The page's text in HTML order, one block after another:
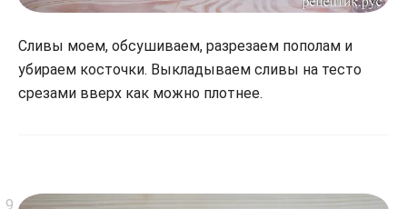
Сливы моем, обсушиваем, разрезаем пополам и
убираем косточки. Выкладываем сливы на тесто
срезами вверх как можно плотнее.